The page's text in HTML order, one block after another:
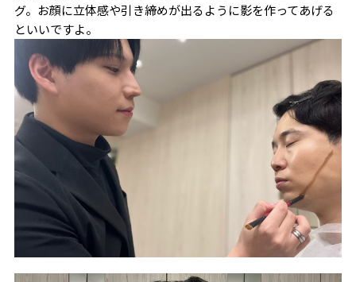
グ。お顔に立体感や引き締めが出るように影を作ってあげる
といいですよ。